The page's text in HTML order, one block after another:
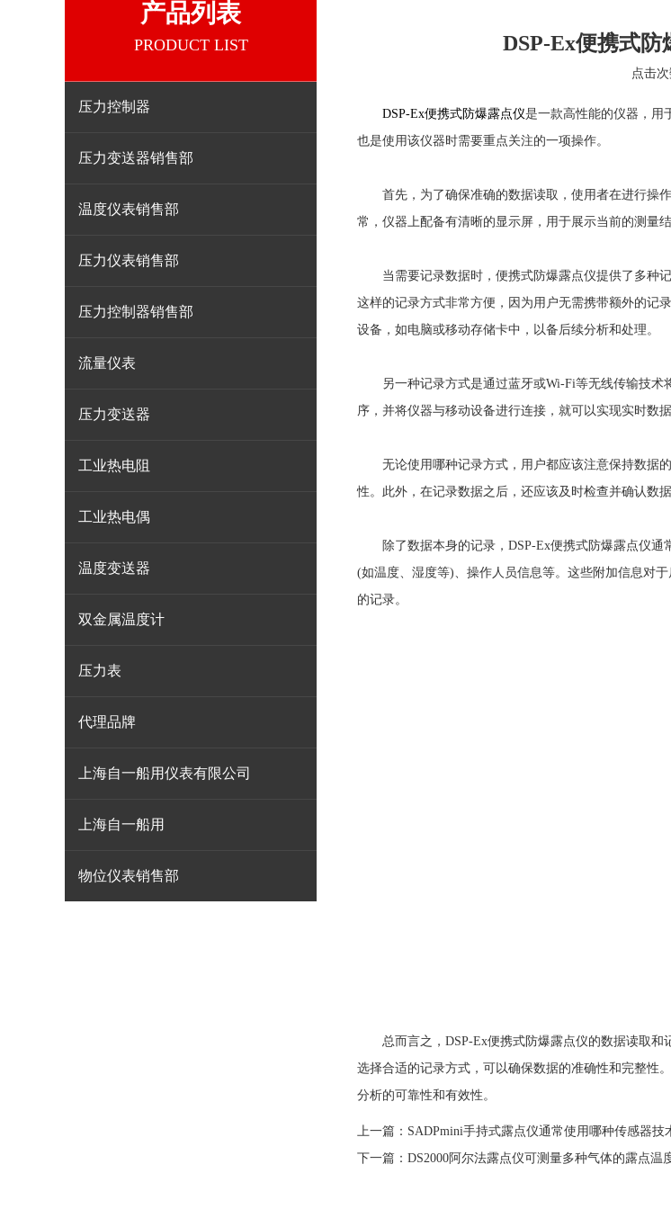
产品列表
PRODUCT LIST
压力控制器
压力变送器销售部
温度仪表销售部
压力仪表销售部
压力控制器销售部
流量仪表
压力变送器
工业热电阻
工业热电偶
温度变送器
双金属温度计
压力表
代理品牌
上海自一船用仪表有限公司
上海自一船用
物位仪表销售部
DSP-Ex便携式防
点击次
DSP-Ex便携式防爆露点仪是一款高性能的仪器，用
也是使用该仪器时需要重点关注的一项操作。
首先，为了确保准确的数据读取，使用者在进行操作
常，仪器上配备有清晰的显示屏，用于展示当前的测量
当需要记录数据时，便携式防爆露点仪提供了多种记
这样的记录方式非常方便，因为用户无需携带额外的记
设备，如电脑或移动存储卡中，以备后续分析和处理。
另一种记录方式是通过蓝牙或Wi-Fi等无线传输技术
序，并将仪器与移动设备进行连接，就可以实现实时数
无论使用哪种记录方式，用户都应该注意保持数据的
性。此外，在记录数据之后，还应该及时检查并确认数
除了数据本身的记录，DSP-Ex便携式防爆露点仪通
(如温度、湿度等)、操作人员信息等。这些附加信息对
的记录。
总而言之， DSP-Ex便携式防爆露点仪的数据读取和
选择合适的记录方式，可以确保数据的准确性和完整性
分析的可靠性和有效性。
上一篇： SADPmini手持式露点仪通常使用哪种传感器技
下一篇： DS2000阿尔法露点仪可测量多种气体的露点温